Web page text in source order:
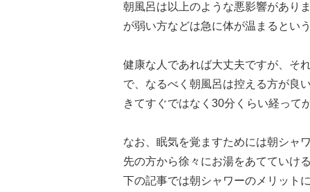
朝風呂は以上のような悪影響があり
が弱い方などは急に体が温まるとい
健康な人であれば大丈夫ですが、そ
で、なるべく朝風呂は控える方が良
きてすぐではなく30分くらい経って
なお、眠気を覚ますためには朝シャ
先の方から徐々にお湯をあてていけ
下の記事では朝シャワーのメリット